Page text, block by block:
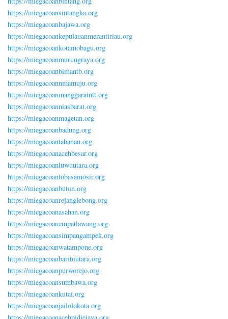
https://miegacoansintangka.org
https://miegacoanbajawa.org
https://miegacoankepulauanmerantiriau.org
https://miegacoankotamobagu.org
https://miegacoanmurungraya.org
https://miegacoanbimantb.org
https://miegacoannmamuju.org
https://miegacoanmanggaraintt.org
https://miegacoanniasbarat.org
https://miegacoanmagetan.org
https://miegacoanbadung.org
https://miegacoantabanan.org
https://miegacoanacehbesar.org
https://miegacoanluwuutara.org
https://miegacoantobasamosir.org
https://miegacoanbuton.org
https://miegacoanrejanglebong.org
https://miegacoanasahan.org
https://miegacoanempatlawang.org
https://miegacoansimpangampek.org
https://miegacoanwatampone.org
https://miegacoanbaritoutara.org
https://miegacoanpurworejo.org
https://miegacoansumbawa.org
https://miegacoankutai.org
https://miegacoanjailolokota.org
https://miegacoanacehpidiejaya.org